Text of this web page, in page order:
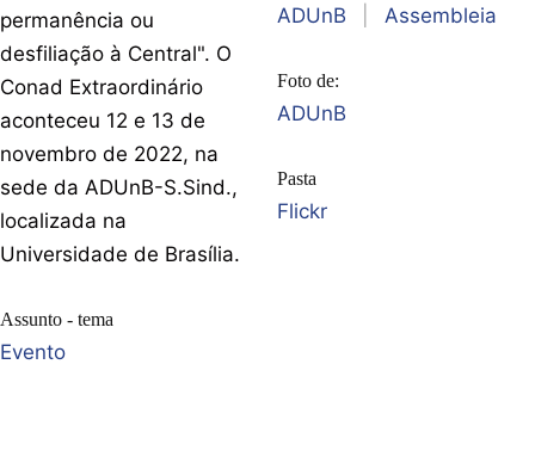
permanência ou
desfiliação à Central". O
Conad Extraordinário
aconteceu 12 e 13 de
novembro de 2022, na
sede da ADUnB-S.Sind.,
localizada na
Universidade de Brasília.
Assunto - tema
Evento
ADUnB Assembleia
Foto de:
ADUnB
Pasta
Flickr